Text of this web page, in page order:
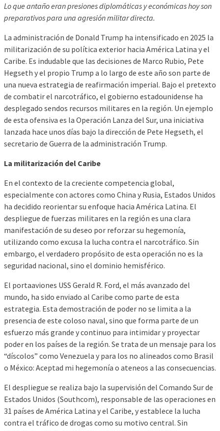
Lo que antaño eran presiones diplomáticas y económicas hoy son
preparativos para una agresión militar directa.
La administración de Donald Trump ha intensificado en 2025 la
militarización de su política exterior hacia América Latina y el
Caribe. Es indudable que las decisiones de Marco Rubio, Pete
Hegseth y el propio Trump a lo largo de este año son parte de
una nueva estrategia de reafirmación imperial. Bajo el pretexto
de combatir el narcotráfico, el gobierno estadounidense ha
desplegado sendos recursos militares en la región. Un ejemplo
de esta ofensiva es la Operación Lanza del Sur, una iniciativa
lanzada hace unos días bajo la dirección de Pete Hegseth, el
secretario de Guerra de la administración Trump.
La militarización del Caribe
En el contexto de la creciente competencia global,
especialmente con actores como China y Rusia, Estados Unidos
ha decidido reorientar su enfoque hacia América Latina. El
despliegue de fuerzas militares en la región es una clara
manifestación de su deseo por reforzar su hegemonía,
utilizando como excusa la lucha contra el narcotráfico. Sin
embargo, el verdadero propósito de esta operación no es la
seguridad nacional, sino el dominio hemisférico.
El portaaviones USS Gerald R. Ford, el más avanzado del
mundo, ha sido enviado al Caribe como parte de esta
estrategia. Esta demostración de poder no se limita a la
presencia de este coloso naval, sino que forma parte de un
esfuerzo más grande y continuo para intimidar y proyectar
poder en los países de la región. Se trata de un mensaje para los
“díscolos” como Venezuela y para los no alineados como Brasil
o México: Aceptad mi hegemonía o ateneos a las consecuencias.
El despliegue se realiza bajo la supervisión del Comando Sur de
Estados Unidos (Southcom), responsable de las operaciones en
31 países de América Latina y el Caribe, y establece la lucha
contra el tráfico de drogas como su motivo central. Sin